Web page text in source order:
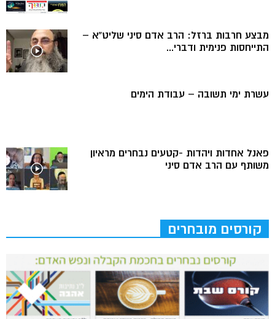
מבצע חרבות ברזל: הרב אדם סיני שליט”א –
התייחסות פנימית ודברי...
עשרת ימי תשובה – עבודת הימים
פאנל אחדות ויהדות -קטעים נבחרים מראיון
משותף עם הרב אדם סיני
קורסים מובחרים